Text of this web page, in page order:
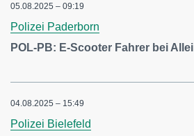
05.08.2025 – 09:19
Polizei Paderborn
POL-PB: E-Scooter Fahrer bei
04.08.2025 – 15:49
Polizei Bielefeld